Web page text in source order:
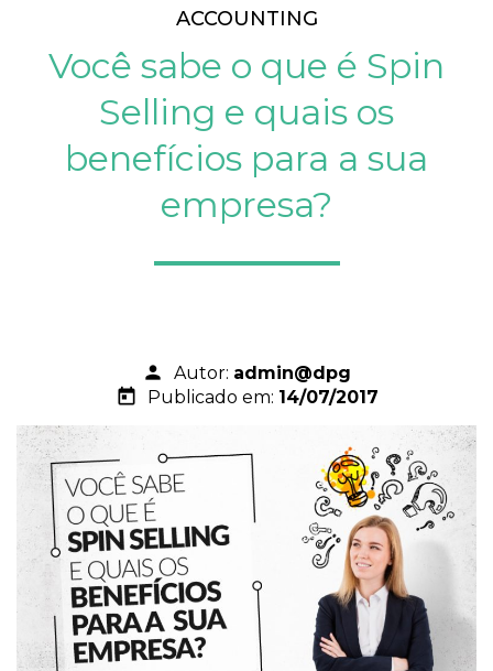
ACCOUNTING
Você sabe o que é Spin
Selling e quais os
benefícios para a sua
empresa?
person Autor: admin@dpg
today Publicado em: 14/07/2017